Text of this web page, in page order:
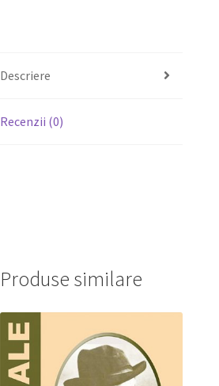
Descriere
Recenzii (0)
Produse similare